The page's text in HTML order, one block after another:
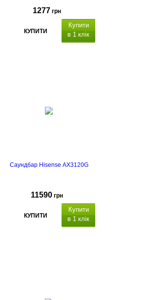
1277 грн
КУПИТИ
Купити
в 1 клік
Саундбар Hisense AX3120G
11590 грн
КУПИТИ
Купити
в 1 клік